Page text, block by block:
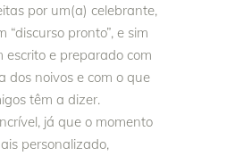
por um(a) celebrante,
“discurso pronto”, e sim
escrito e preparado com
dos noivos e com o que
têm a dizer.
já que o momento
personalizado,